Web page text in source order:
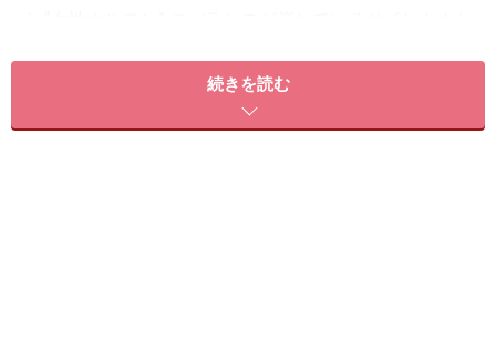
女性ホルモンには、卵胞ホルモン（エストロゲン）と黄
続きを読む